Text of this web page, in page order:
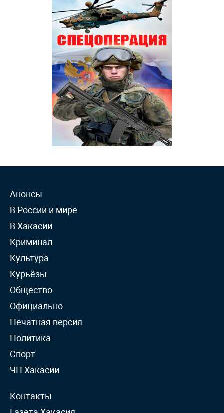
Анонсы
В России и мире
В Хакасии
Криминал
Культура
Курьёзы
Общество
Официально
Печатная версия
Политика
Спорт
ЧП Хакасии
Контакты